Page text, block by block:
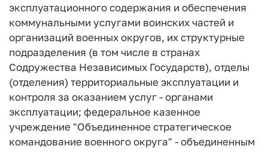
эксплуатационного содержания и обеспечения
коммунальными услугами воинских частей и
организаций военных округов, их структурные
подразделения (в том числе в странах
Содружества Независимых Государств), отделы
(отделения) территориальные эксплуатации и
контроля за оказанием услуг - органами
эксплуатации; федеральное казенное
учреждение "Объединенное стратегическое
командование военного округа" - объединенным